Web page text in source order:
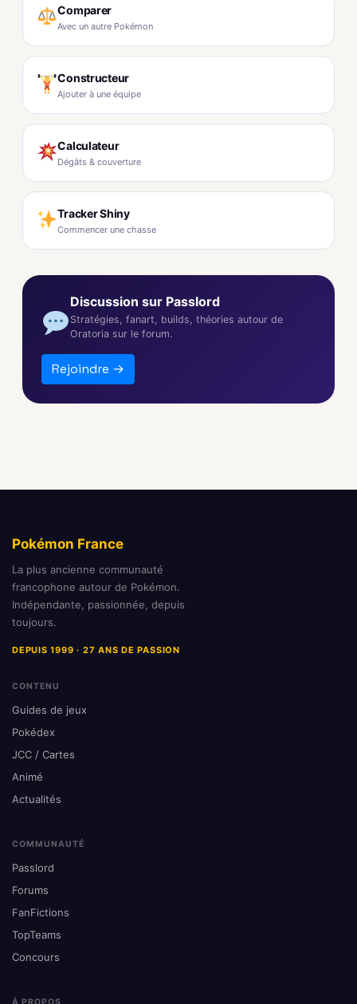
Comparer
Avec un autre Pokémon
Constructeur
Ajouter à une équipe
Calculateur
Dégâts & couverture
Tracker Shiny
Commencer une chasse
Discussion sur Passlord
Stratégies, fanart, builds, théories autour de
Oratoria sur le forum.
Rejoindre →
Pokémon France
La plus ancienne communauté
francophone autour de Pokémon.
Indépendante, passionnée, depuis
toujours.
DEPUIS 1999 · 27 ANS DE PASSION
CONTENU
Guides de jeux
Pokédex
JCC / Cartes
Animé
Actualités
COMMUNAUTÉ
Passlord
Forums
FanFictions
TopTeams
Concours